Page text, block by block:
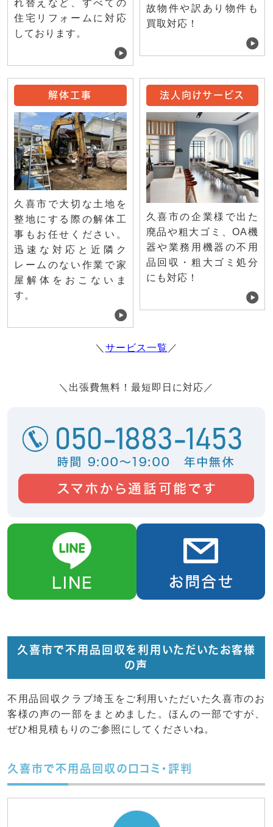
れ替えなど、すべての
住宅リフォームに対応
しております。
故物件や訳あり物件も
買取対応！
解体工事
久喜市で大切な土地を
整地にする際の解体工
事もお任せください。
迅速な対応と近隣ク
レームのない作業で家
屋解体をおこないま
す。
法人向けサービス
久喜市の企業様で出た
廃品や粗大ゴミ、OA機
器や業務用機器の不用
品回収・粗大ゴミ処分
にも対応！
＼ サービス一覧 ／
＼出張費無料！最短即日に対応／
久喜市で不用品回収を利用いただいたお客様
の声
不用品回収クラブ埼玉をご利用いただいた久喜市のお
客様の声の一部をまとめました。ほんの一部ですが、
ぜひ相見積もりのご参照にしてくださいね。
久喜市で不用品回収の口コミ・評判